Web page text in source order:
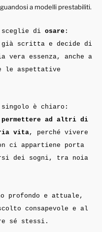
a modelli prestabiliti.
sceglie di osare :
scritta e decide di
vera essenza, anche a
le aspettative
è chiaro:
permettere ad altri di
vita, perché vivere
ci appartiene porta
dei sogni, tra noia
profondo e attuale,
consapevole e al
sé stessi.